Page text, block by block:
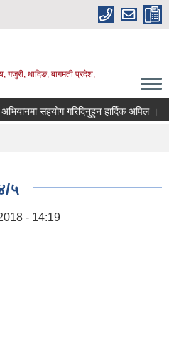
गजुरी, धादिङ, बागमती प्रदेश,
सहयोग गरिदिनुहुन हार्दिक अपिल ।
५
- 14:19